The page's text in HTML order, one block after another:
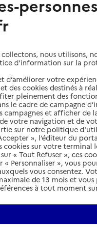
domicile
LOIRE
autour de
nous utilisons,
d’information sur la
d’améliorer votre
des cookies destinés à
pleinement des
le cadre de campagne
campagnes et afficher de
votre navigation et de
sur notre politique
», l’éditeur du
cookies sur votre terminal
« Tout Refuser », ces
« Personnaliser », vous
vous consentez.
de 13 mois et
à tout moment